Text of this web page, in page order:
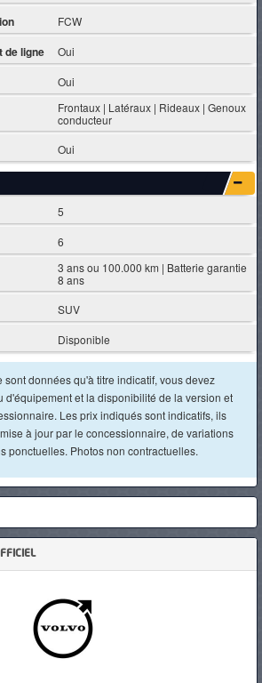
FCW
de ligne Oui
Oui
Frontaux | Latéraux | Rideaux | Genoux
conducteur
Oui
5
6
3 ans ou 100.000 km | Batterie garantie
8 ans
SUV
Disponible
sont données qu'à titre indicatif, vous devez
d'équipement et la disponibilité de la version et
Les prix indiqués sont indicatifs, ils
à jour par le concessionnaire, de variations
ponctuelles. Photos non contractuelles.